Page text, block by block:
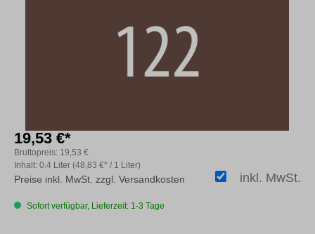
19,53 €*
Inhalt: 0.4 Liter (48,83 €* / 1 Liter)
Bruttopreis: 19,53 €
inkl. MwSt.
Preise inkl. MwSt. zzgl. Versandkosten
Sofort verfügbar, Lieferzeit: 1-3 Tage